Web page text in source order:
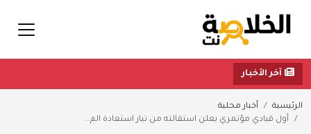
آخر الأخبار
الرئيسية
أخبار محلية
أول قيادي مؤتمري يعلن استقالته من تيار استعادة الم...